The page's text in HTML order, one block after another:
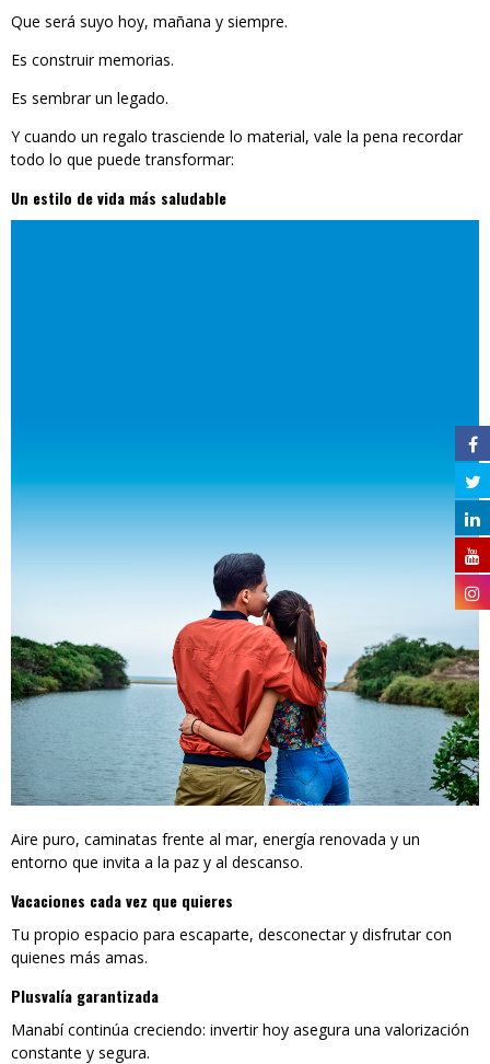
Que será suyo hoy, mañana y siempre.
Es construir memorias.
Es sembrar un legado.
Y cuando un regalo trasciende lo material, vale la pena recordar
todo lo que puede transformar:
Un estilo de vida más saludable
Aire puro, caminatas frente al mar, energía renovada y un
entorno que invita a la paz y al descanso.
Vacaciones cada vez que quieres
Tu propio espacio para escaparte, desconectar y disfrutar con
quienes más amas.
Plusvalía garantizada
Manabí continúa creciendo: invertir hoy asegura una valorización
constante y segura.